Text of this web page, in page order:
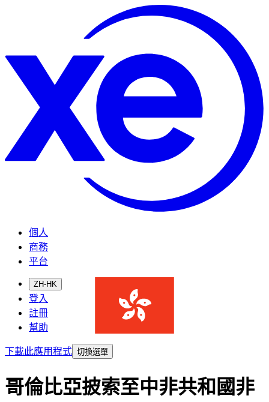
個人
商務
平台
ZH-HK
登入
註冊
幫助
下載此應用程式 切換選單
哥倫比亞披索至中非共和國非